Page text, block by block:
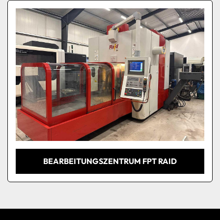
Sortieren nach
BEARBEITUNGSZENTRUM FPT RAID